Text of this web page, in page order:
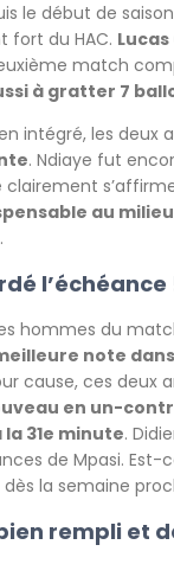
le début de
fort du HAC.
match
à gratter 7
intégré, les deux
. Ndiaye fut
au milieu
l’échéance
hommes du
note
cause, ces deux
en un-
31e minute.
de Mpasi.
dès la semaine
rempli et